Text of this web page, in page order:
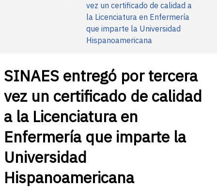
vez un certificado de calidad a
la Licenciatura en Enfermería
que imparte la Universidad
Hispanoamericana
SINAES entregó por tercera
vez un certificado de calidad
a la Licenciatura en
Enfermería que imparte la
Universidad
Hispanoamericana